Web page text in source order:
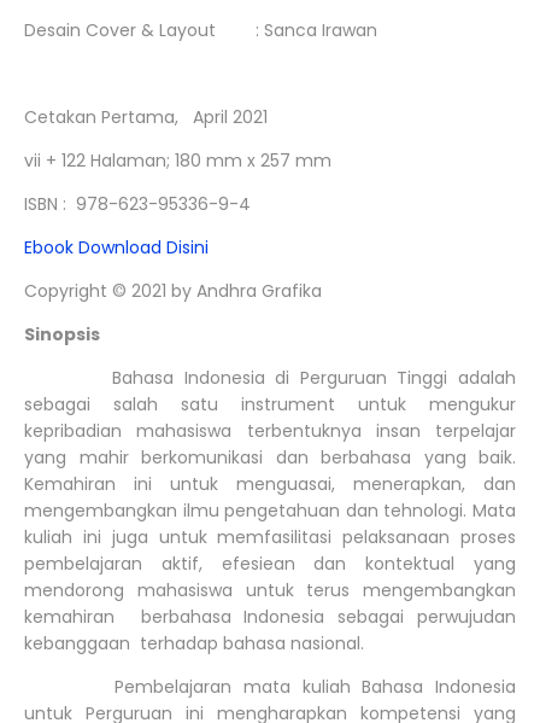
Desain Cover & Layout
: Sanca Irawan
Cetakan Pertama, April 2021
vii + 122 Halaman; 180 mm x 257 mm
ISBN : 978-623-95336-9-4
Ebook Download Disini
Copyright © 2021 by Andhra Grafika
Sinopsis
Bahasa Indonesia di Perguruan Tinggi adalah
sebagai salah satu instrument untuk mengukur
kepribadian mahasiswa terbentuknya insan terpelajar
yang mahir berkomunikasi dan berbahasa yang baik.
Kemahiran ini untuk menguasai, menerapkan, dan
mengembangkan ilmu pengetahuan dan tehnologi. Mata
kuliah ini juga untuk memfasilitasi pelaksanaan proses
pembelajaran aktif, efesiean dan kontektual yang
mendorong mahasiswa untuk terus mengembangkan
kemahiran berbahasa Indonesia sebagai perwujudan
kebanggaan terhadap bahasa nasional.
Pembelajaran mata kuliah Bahasa Indonesia
untuk Perguruan ini mengharapkan kompetensi yang